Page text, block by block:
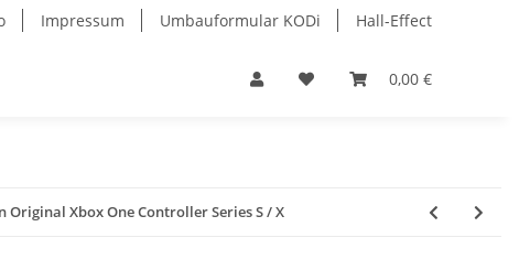
Impressum Umbauformular KODi Hall-Effect
0,00 €
Original Xbox One Controller Series S / X